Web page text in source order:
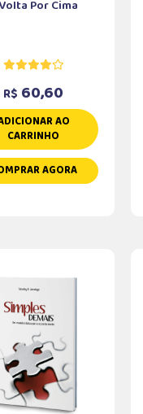
Por Cima
R$ 60,60
AO
CARRINHO
AGORA